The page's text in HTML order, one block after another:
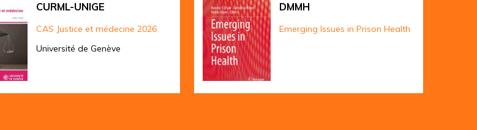
CURML-UNIGE
CAS Justice et médecine 2026
Université de Genève
DMMH
Emerging Issues in Prison Health